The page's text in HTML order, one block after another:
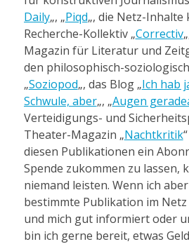
Daily„, „Piqd„, die Netz-Inhalte
Recherche-Kollektiv „Correctiv
Magazin für Literatur und
den philosophisch-
„Soziopod„, das Blog „Ich hab
Schwule, aber„, „Augen
Verteidigungs- und
Theater-Magazin „Nachtkritik
diesen Publikationen ein
Spende zukommen zu lassen,
niemand leisten. Wenn ich
bestimmte Publikation im Netz
und mich gut informiert oder
bin ich gerne bereit, etwas